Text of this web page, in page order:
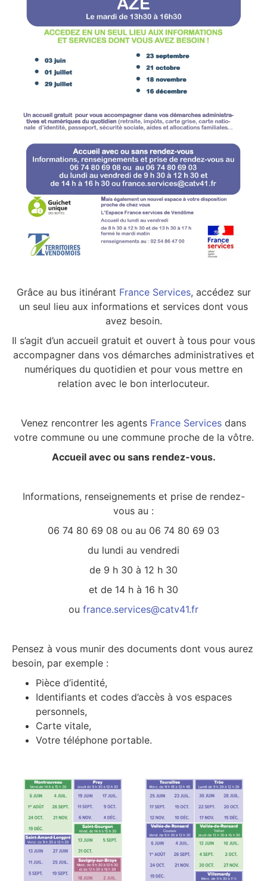
Grâce au bus itinérant France Services, accédez sur
un seul lieu aux informations et services dont vous
avez besoin.
Il s’agit d’un accueil gratuit et ouvert à tous pour vous
accompagner dans vos démarches administratives et
numériques du quotidien et pour vous mettre en
relation avec le bon interlocuteur.
Venez rencontrer les agents France Services dans
votre commune ou une commune proche de la vôtre.
Accueil avec ou sans rendez-vous.
Informations, renseignements et prise de rendez-
vous au :
06 74 80 69 08 ou au 06 74 80 69 03
du lundi au vendredi
de 9 h 30 à 12 h 30
et de 14 h à 16 h 30
ou france.services@catv41.fr
Pensez à vous munir des documents dont vous aurez
besoin, par exemple :
Pièce d’identité,
Identifiants et codes d’accès à vos espaces
personnels,
Carte vitale,
Votre téléphone portable.